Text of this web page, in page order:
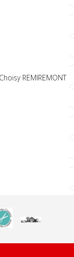
REMIREMONT